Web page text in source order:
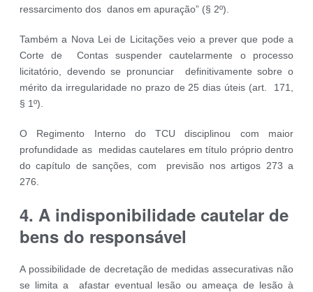
ressarcimento dos danos em apuração” (§ 2º).
Também a Nova Lei de Licitações veio a prever que pode a
Corte de Contas suspender cautelarmente o processo
licitatório, devendo se pronunciar definitivamente sobre o
mérito da irregularidade no prazo de 25 dias úteis (art. 171,
§ 1º).
O Regimento Interno do TCU disciplinou com maior
profundidade as medidas cautelares em título próprio dentro
do capítulo de sanções, com previsão nos artigos 273 a
276.
4. A indisponibilidade cautelar de
bens do responsável
A possibilidade de decretação de medidas assecurativas não
se limita a afastar eventual lesão ou ameaça de lesão à